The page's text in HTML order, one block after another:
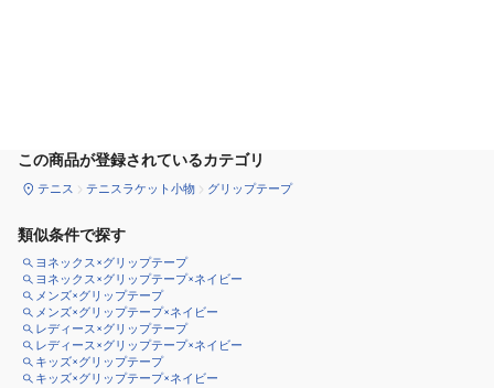
この商品が登録されているカテゴリ
テニス テニスラケット小物 グリップテープ
類似条件で探す
ヨネックス×グリップテープ
ヨネックス×グリップテープ×ネイビー
メンズ×グリップテープ
メンズ×グリップテープ×ネイビー
レディース×グリップテープ
レディース×グリップテープ×ネイビー
キッズ×グリップテープ
キッズ×グリップテープ×ネイビー